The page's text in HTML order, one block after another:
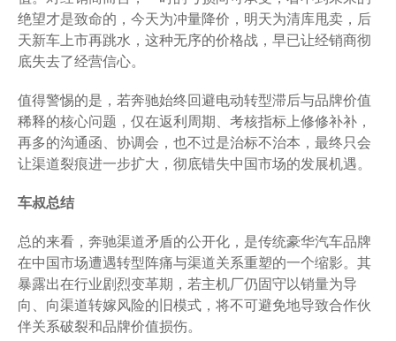
绝望才是致命的，今天为冲量降价，明天为清库甩卖，后
天新车上市再跳水，这种无序的价格战，早已让经销商彻
底失去了经营信心。
值得警惕的是，若奔驰始终回避电动转型滞后与品牌价值
稀释的核心问题，仅在返利周期、考核指标上修修补补，
再多的沟通函、协调会，也不过是治标不治本，最终只会
让渠道裂痕进一步扩大，彻底错失中国市场的发展机遇。
车叔总结
总的来看，奔驰渠道矛盾的公开化，是传统豪华汽车品牌
在中国市场遭遇转型阵痛与渠道关系重塑的一个缩影。其
暴露出在行业剧烈变革期，若主机厂仍固守以销量为导
向、向渠道转嫁风险的旧模式，将不可避免地导致合作伙
伴关系破裂和品牌价值损伤。